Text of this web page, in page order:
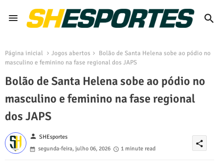
Página inicial Jogos abertos
Bolão de Santa Helena sobe ao pódio no
masculino e feminino na fase regional dos JAPS
Bolão de Santa Helena sobe ao pódio no
masculino e feminino na fase regional
dos JAPS
person SHEsportes
segunda-feira, julho 06, 2026
1 minute read
share